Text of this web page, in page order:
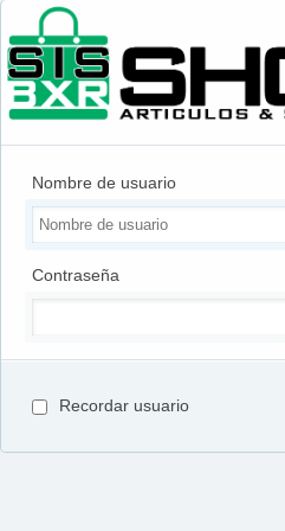
Nombre de usuario
Contraseña
Recordar usuario